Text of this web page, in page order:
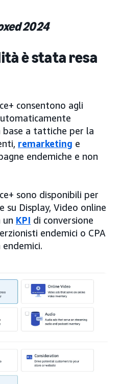
2024
è stata resa
consentono agli
a tattiche per la
remarketing e
endemiche e non
sono disponibili per
su Display, Video online
un KPI di conversione
endemici o CPA